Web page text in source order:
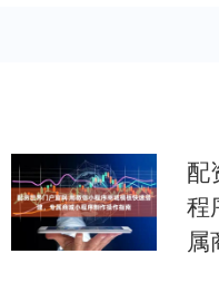
配
程